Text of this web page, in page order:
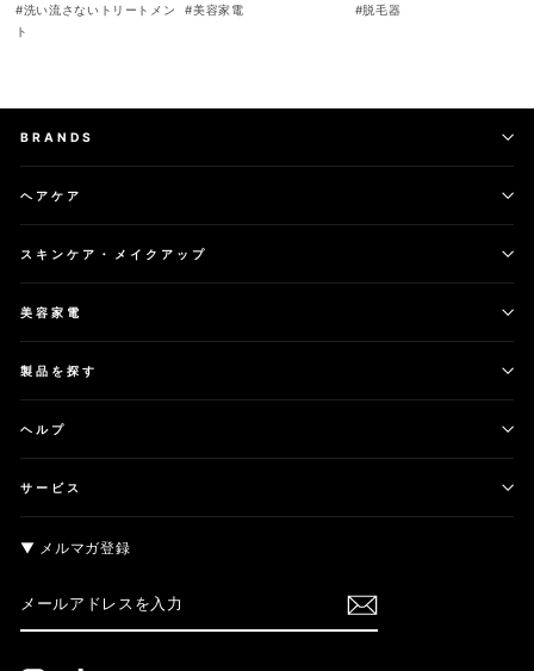
#洗い流さないトリートメン
ト
#美容家電 #脱毛器
BRANDS
ヘアケア
スキンケア・メイクアップ
美容家電
製品を探す
ヘルプ
サービス
▼ メルマガ登録
ー
ル
ド
読
す